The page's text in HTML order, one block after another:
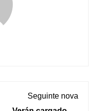
Seguinte nova